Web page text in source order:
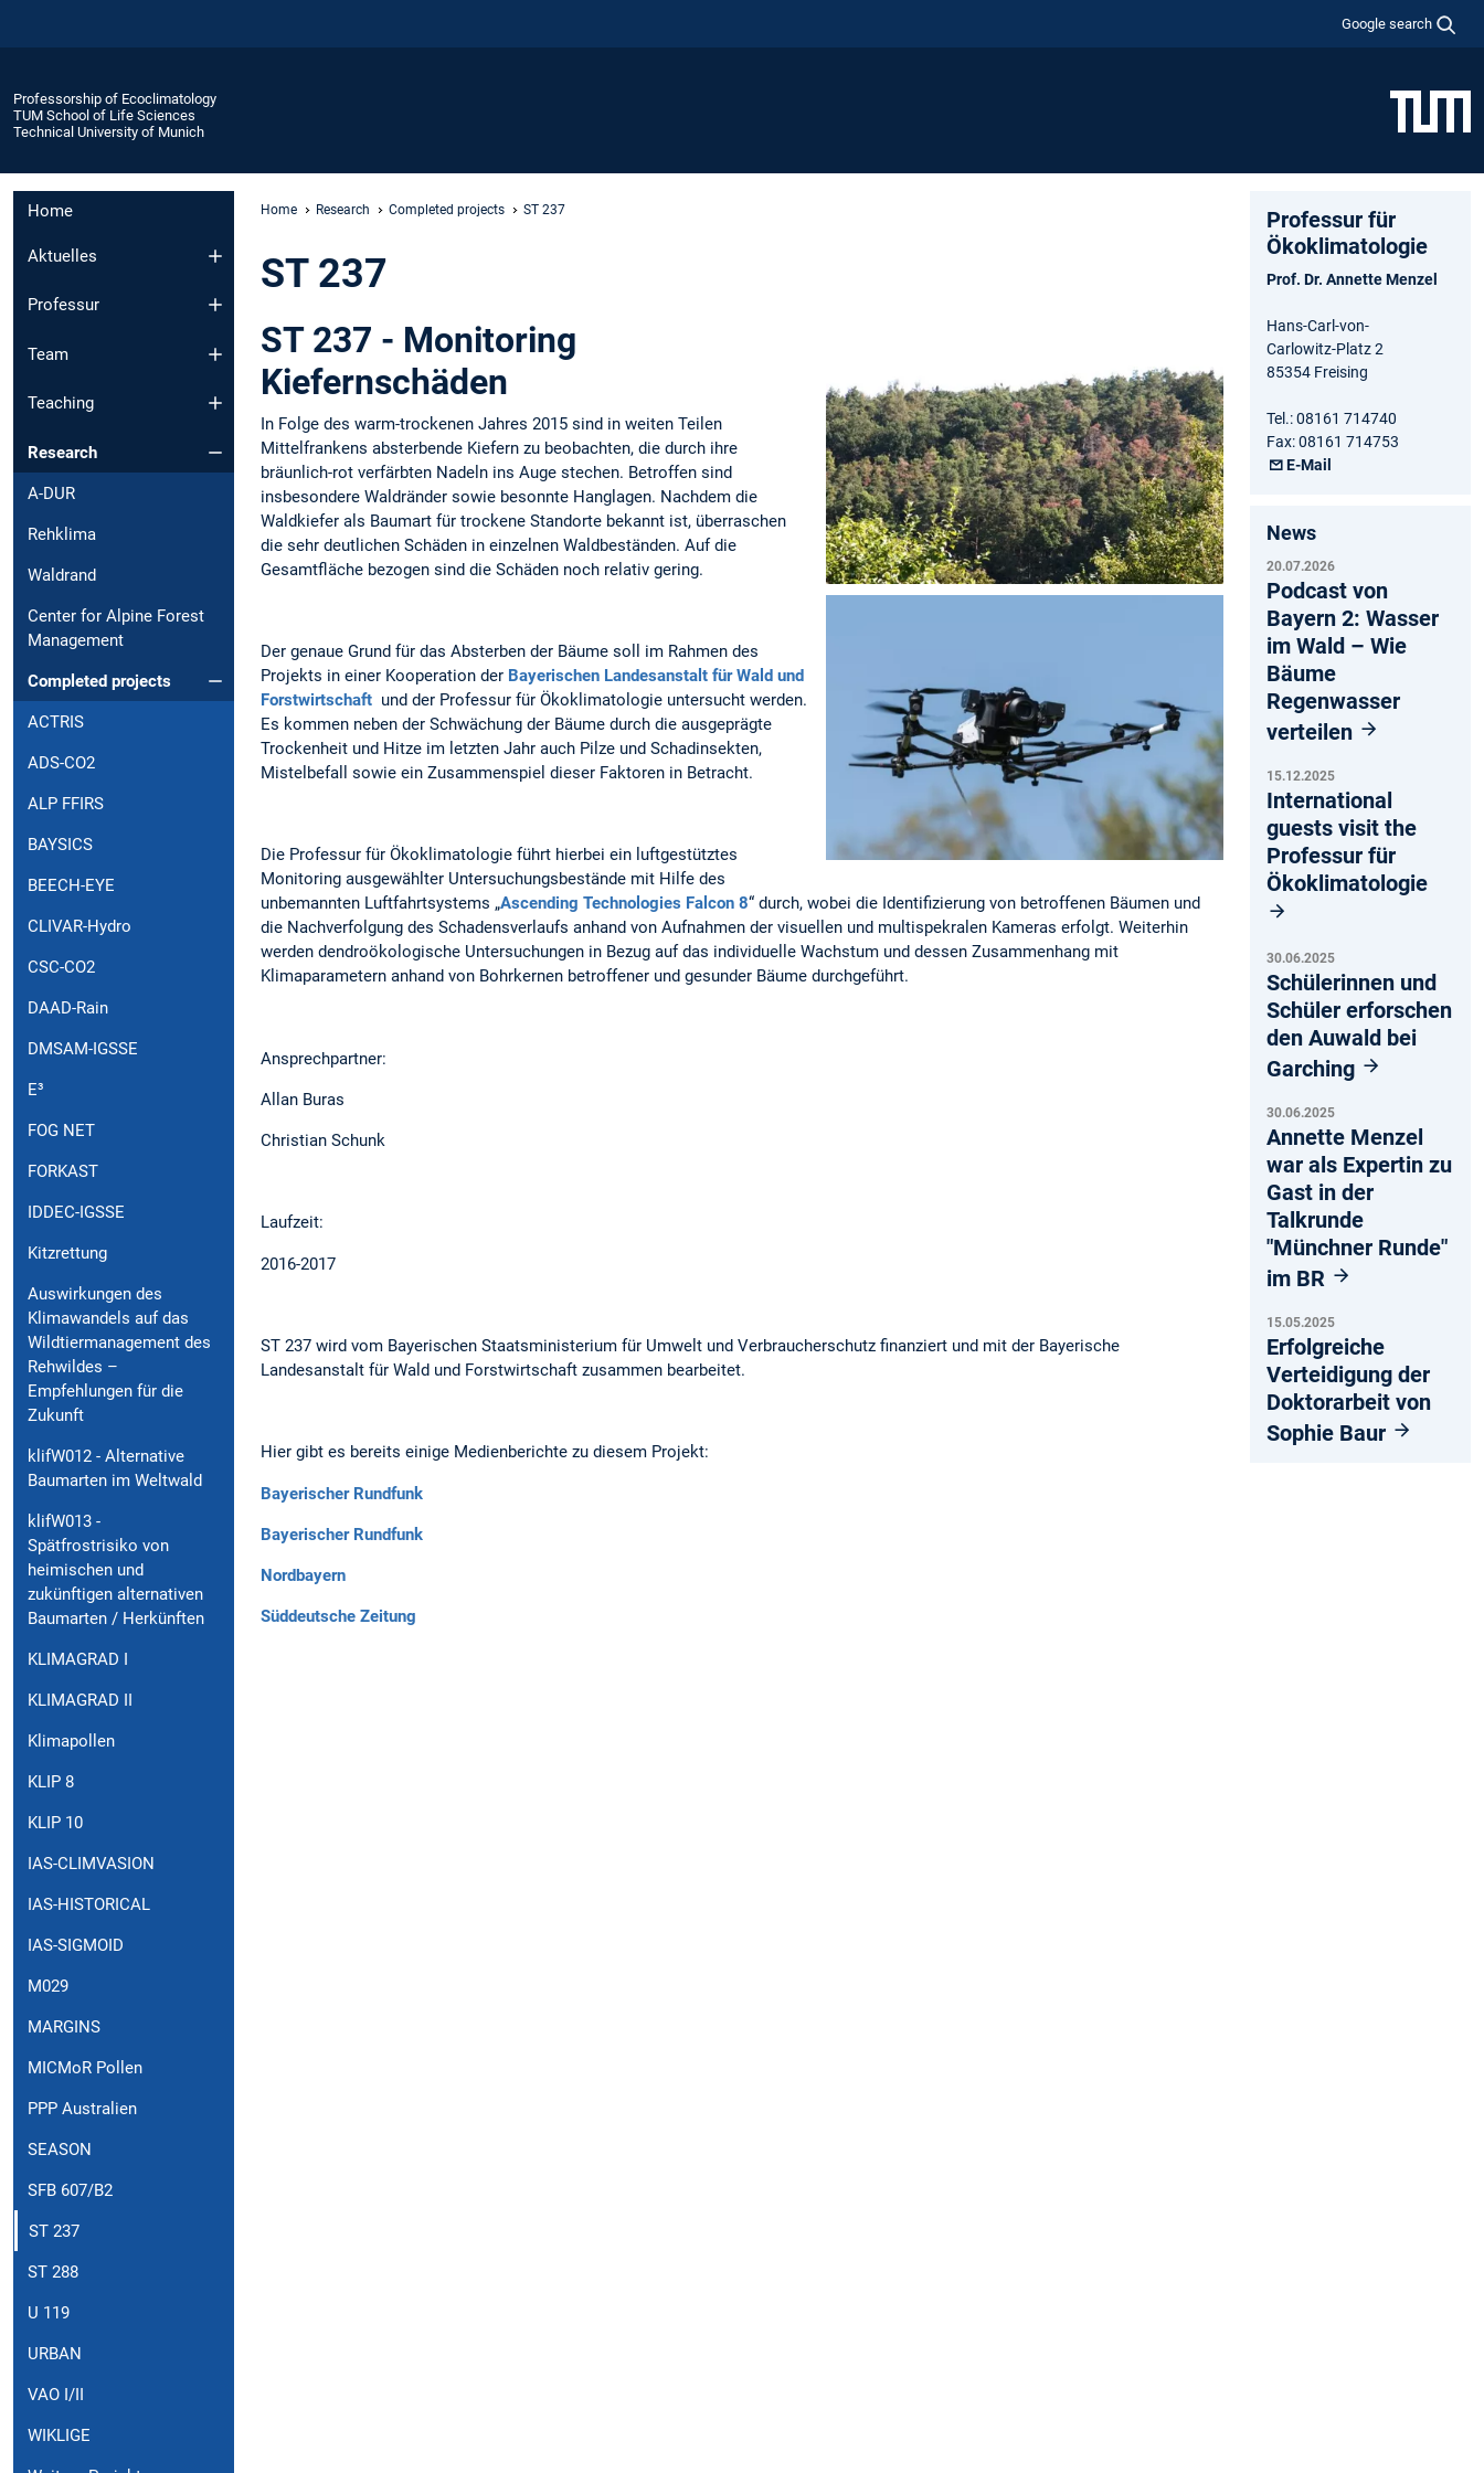
Google search
Professorship of Ecoclimatology
TUM School of Life Sciences
Technical University of Munich
Home
Aktuelles
Professur
Team
Teaching
Research
A-DUR
Rehklima
Waldrand
Center for Alpine Forest
Management
Completed projects
ACTRIS
ADS-CO2
ALP FFIRS
BAYSICS
BEECH-EYE
CLIVAR-Hydro
CSC-CO2
DAAD-Rain
DMSAM-IGSSE
E³
FOG NET
FORKAST
IDDEC-IGSSE
Kitzrettung
Auswirkungen des
Klimawandels auf das
Wildtiermanagement des
Rehwildes –
Empfehlungen für die
Zukunft
klifW012 - Alternative
Baumarten im Weltwald
klifW013 -
Spätfrostrisiko von
heimischen und
zukünftigen alternativen
Baumarten / Herkünften
KLIMAGRAD I
KLIMAGRAD II
Klimapollen
KLIP 8
KLIP 10
IAS-CLIMVASION
IAS-HISTORICAL
IAS-SIGMOID
M029
MARGINS
MICMoR Pollen
PPP Australien
SEASON
SFB 607/B2
ST 237
ST 288
U 119
URBAN
VAO I/II
WIKLIGE
Home Research Completed projects ST 237
ST 237
ST 237 - Monitoring
Kiefernschäden
In Folge des warm-trockenen Jahres 2015 sind in weiten Teilen
Mittelfrankens absterbende Kiefern zu beobachten, die durch ihre
bräunlich-rot verfärbten Nadeln ins Auge stechen. Betroffen sind
insbesondere Waldränder sowie besonnte Hanglagen. Nachdem die
Waldkiefer als Baumart für trockene Standorte bekannt ist, überraschen
die sehr deutlichen Schäden in einzelnen Waldbeständen. Auf die
Gesamtfläche bezogen sind die Schäden noch relativ gering.
Der genaue Grund für das Absterben der Bäume soll im Rahmen des
Projekts in einer Kooperation der Bayerischen Landesanstalt für Wald und
Forstwirtschaft und der Professur für Ökoklimatologie untersucht werden.
Es kommen neben der Schwächung der Bäume durch die ausgeprägte
Trockenheit und Hitze im letzten Jahr auch Pilze und Schadinsekten,
Mistelbefall sowie ein Zusammenspiel dieser Faktoren in Betracht.
Die Professur für Ökoklimatologie führt hierbei ein luftgestütztes
Monitoring ausgewählter Untersuchungsbestände mit Hilfe des
unbemannten Luftfahrtsystems „Ascending Technologies Falcon 8“ durch, wobei die Identifizierung von betroffenen Bäumen und
die Nachverfolgung des Schadensverlaufs anhand von Aufnahmen der visuellen und multispekralen Kameras erfolgt. Weiterhin
werden dendroökologische Untersuchungen in Bezug auf das individuelle Wachstum und dessen Zusammenhang mit
Klimaparametern anhand von Bohrkernen betroffener und gesunder Bäume durchgeführt.
Ansprechpartner:
Allan Buras
Christian Schunk
Laufzeit:
2016-2017
ST 237 wird vom Bayerischen Staatsministerium für Umwelt und Verbraucherschutz finanziert und mit der Bayerische
Landesanstalt für Wald und Forstwirtschaft zusammen bearbeitet.
Hier gibt es bereits einige Medienberichte zu diesem Projekt:
Bayerischer Rundfunk
Bayerischer Rundfunk
Nordbayern
Süddeutsche Zeitung
Professur für
Ökoklimatologie
Prof. Dr. Annette Menzel
Hans-Carl-von-
Carlowitz-Platz 2
85354 Freising
Tel.: 08161 714740
Fax: 08161 714753
E-Mail
News
20.07.2026
Podcast von
Bayern 2: Wasser
im Wald – Wie
Bäume
Regenwasser
verteilen
15.12.2025
International
guests visit the
Professur für
Ökoklimatologie
30.06.2025
Schülerinnen und
Schüler erforschen
den Auwald bei
Garching
30.06.2025
Annette Menzel
war als Expertin zu
Gast in der
Talkrunde
"Münchner Runde"
im BR
15.05.2025
Erfolgreiche
Verteidigung der
Doktorarbeit von
Sophie Baur